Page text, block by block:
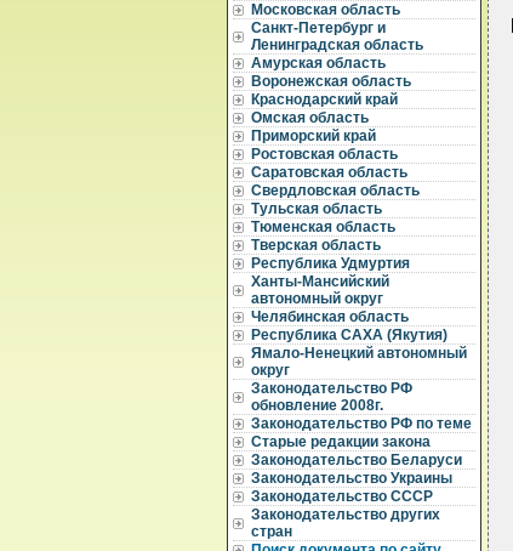
Московская область
Санкт-Петербург и
Ленинградская область
Амурская область
Воронежская область
Краснодарский край
Омская область
Приморский край
Ростовская область
Саратовская область
Свердловская область
Тульская область
Тюменская область
Тверская область
Республика Удмуртия
Ханты-Мансийский
автономный округ
Челябинская область
Республика САХА (Якутия)
Ямало-Ненецкий автономный
округ
Законодательство РФ
обновление 2008г.
Законодательство РФ по теме
Старые редакции закона
Законодательство Беларуси
Законодательство Украины
Законодательство СССР
Законодательство других
стран